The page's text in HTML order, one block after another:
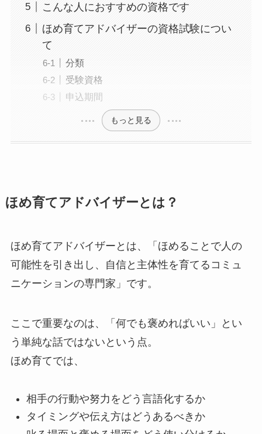
こんな人におすすめの資格です
ほめ育てアドバイザーの資格試験につい
て
分類
受験資格
申込期間
もっと見る
ほめ育てアドバイザーとは？
ほめ育てアドバイザーとは、「ほめることで人の
可能性を引き出し、自信と主体性を育てるコミュ
ニケーションの専門家」です。
ここで重要なのは、「何でも褒めればいい」とい
う単純な話ではないという点。
ほめ育てでは、
相手の行動や努力をどう言語化するか
タイミングや伝え方はどうあるべきか